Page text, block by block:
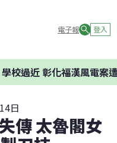
電子報 登入
近 彰化福漢風電案遭環
日
傳 太魯閣女